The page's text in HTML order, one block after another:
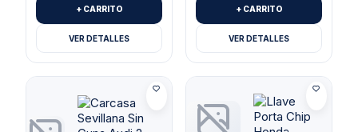
+ CARRITO
VER DETALLES
+ CARRITO
VER DETALLES